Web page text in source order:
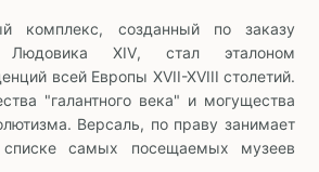
комплекс, созданный по заказу
Людовика XIV, стал эталоном
всей Европы XVII-XVIII столетий.
"галантного века" и могущества
Версаль, по праву занимает
самых посещаемых музеев